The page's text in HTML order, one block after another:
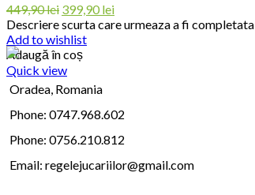
449,90lei 399,90lei
Descriere scurta care urmeaza a fi completata
Add to wishlist
Adaugă în coș
Quick view
Oradea, Romania
Phone: 0747.968.602
Phone: 0756.210.812
Email: regelejucariilor@gmail.com